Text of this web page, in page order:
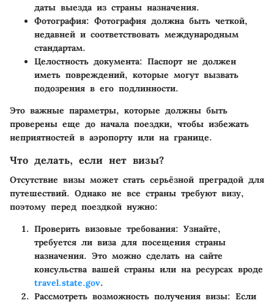
даты выезда из страны назначения.
Фотография: Фотография должна быть четкой,
недавней и соответствовать международным
стандартам.
Целостность документа: Паспорт не должен
иметь повреждений, которые могут вызвать
подозрения в его подлинности.
Это важные параметры, которые должны быть
проверены еще до начала поездки, чтобы избежать
неприятностей в аэропорту или на границе.
Что делать, если нет визы?
Отсутствие визы может стать серьёзной преградой для
путешествий. Однако не все страны требуют визу,
поэтому перед поездкой нужно:
Проверить визовые требования: Узнайте,
требуется ли виза для посещения страны
назначения. Это можно сделать на сайте
консульства вашей страны или на ресурсах вроде
travel.state.gov.
Рассмотреть возможность получения визы: Если